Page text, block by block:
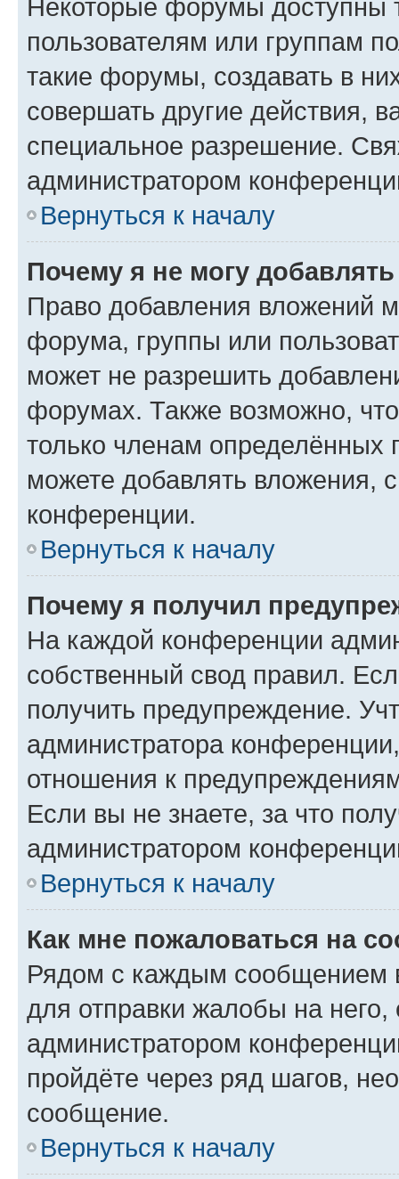
Некоторые форумы доступны
пользователям или группам
такие форумы, создавать в
совершать другие действия,
специальное разрешение.
администратором
Вернуться к началу
Почему я не могу
Право добавления вложений
форума, группы или
может не разрешить
форумах. Также возможно,
только членам определённых
можете добавлять вложения,
конференции.
Вернуться к началу
Почему я получил
На каждой конференции
собственный свод правил.
получить предупреждение.
администратора
отношения к
Если вы не знаете, за что
администратором
Вернуться к началу
Как мне пожаловаться на
Рядом с каждым сообщением
для отправки жалобы на
администратором
пройдёте через ряд шагов,
сообщение.
Вернуться к началу